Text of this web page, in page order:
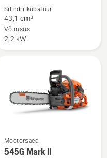
toote
543
XP®
Silindri kubatuur
43,1 cm³
Võimsus
2,2 kW
Vaata
rohkem
Mootorsaed
545G Mark II